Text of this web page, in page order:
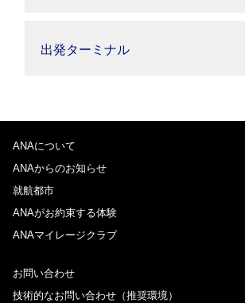
出発ターミナル
ANAについて
ANAからのお知らせ
就航都市
ANAがお約束する体験
ANAマイレージクラブ
お問い合わせ
技術的なお問い合わせ（推奨環境）